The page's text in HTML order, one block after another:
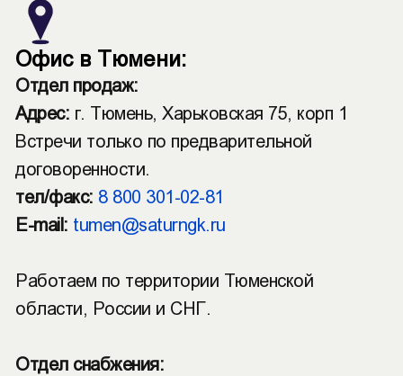
Офис в Тюмени:
Отдел продаж:
Адрес: г. Тюмень, Харьковская 75, корп 1
Встречи только по предварительной
договоренности.
тел/факс: 8 800 301-02-81
E-mail: tumen@saturngk.ru
Работаем по территории Тюменской
области, России и СНГ.
Отдел снабжения: